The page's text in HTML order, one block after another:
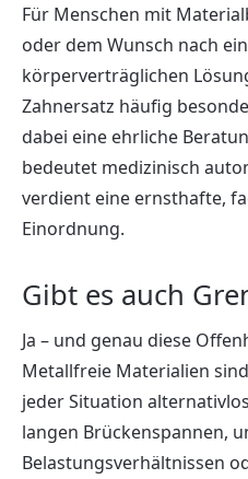
Für Menschen mit
oder dem Wunsch nach
körperverträglichen
Zahnersatz häufig
dabei eine ehrliche
bedeutet medizinisch
verdient eine ernsthafte,
Einordnung.
Gibt es auch
Ja – und genau diese
Metallfreie Materialien
jeder Situation
langen Brückenspannen,
Belastungsverhältnissen